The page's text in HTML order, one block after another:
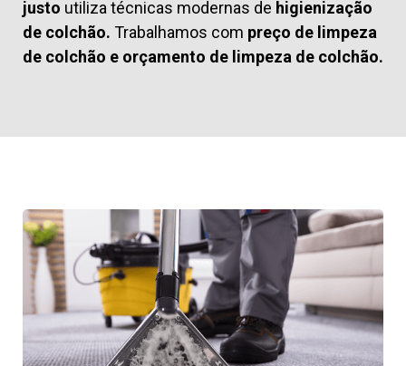
justo utiliza técnicas modernas de higienização
de colchão. Trabalhamos com preço de limpeza
de colchão e orçamento de limpeza de colchão.